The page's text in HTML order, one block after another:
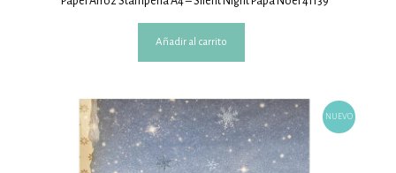
Añadir al carrito
NUEVO